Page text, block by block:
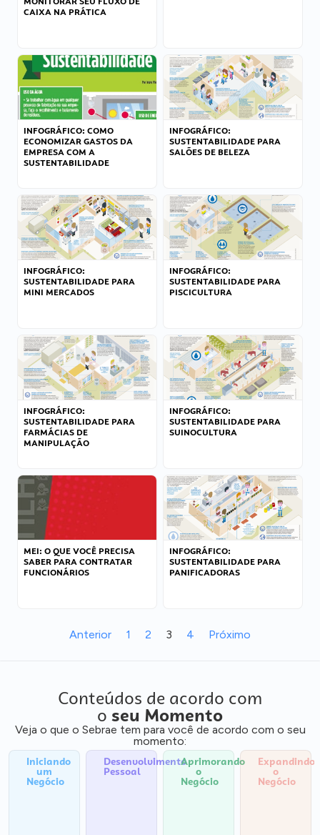
CAIXA NA PRÁTICA
INFOGRÁFICO: COMO
ECONOMIZAR GASTOS DA
EMPRESA COM A
SUSTENTABILIDADE
INFOGRÁFICO:
SUSTENTABILIDADE PARA
SALÕES DE BELEZA
INFOGRÁFICO:
SUSTENTABILIDADE PARA
MINI MERCADOS
INFOGRÁFICO:
SUSTENTABILIDADE PARA
PISCICULTURA
INFOGRÁFICO:
SUSTENTABILIDADE PARA
FARMÁCIAS DE
MANIPULAÇÃO
INFOGRÁFICO:
SUSTENTABILIDADE PARA
SUINOCULTURA
MEI: O QUE VOCÊ PRECISA
SABER PARA CONTRATAR
FUNCIONÁRIOS
INFOGRÁFICO:
SUSTENTABILIDADE PARA
PANIFICADORAS
Anterior 1 2 3 4 Próximo
Conteúdos de acordo com
o seu Momento
Veja o que o Sebrae tem para você de acordo com o seu
momento:
Iniciando
um
Negócio
Desenvolvimento
Pessoal
Aprimorando
o
Negócio
Expandindo
o
Negócio